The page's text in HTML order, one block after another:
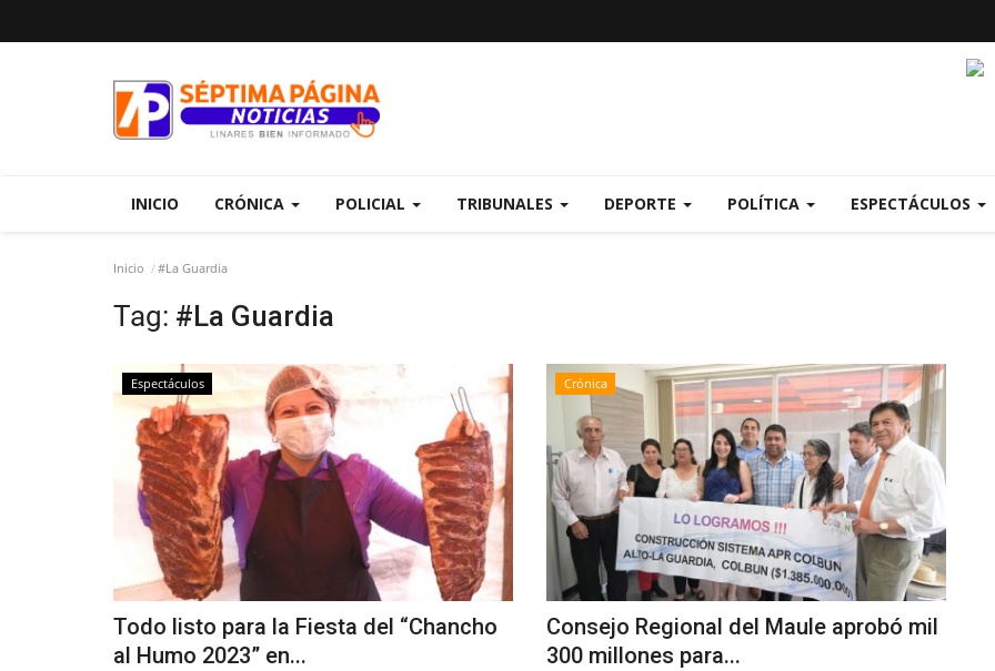
INICIO CRÓNICA POLICIAL TRIBUNALES DEPORTE POLÍTICA ESPECTÁCULOS
Inicio #La Guardia
Tag: #La Guardia
Espectáculos
Todo listo para la Fiesta del “Chancho
al Humo 2023” en...
Crónica
Consejo Regional del Maule aprobó mil
300 millones para...